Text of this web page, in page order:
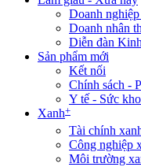
Doanh
Doanh nhân
Diễn đàn
Sản phẩm mới
Kết nối
Chính sách -
Y tế - Sức
Xanh+
Tài chính
Công nghiệp
Môi trường